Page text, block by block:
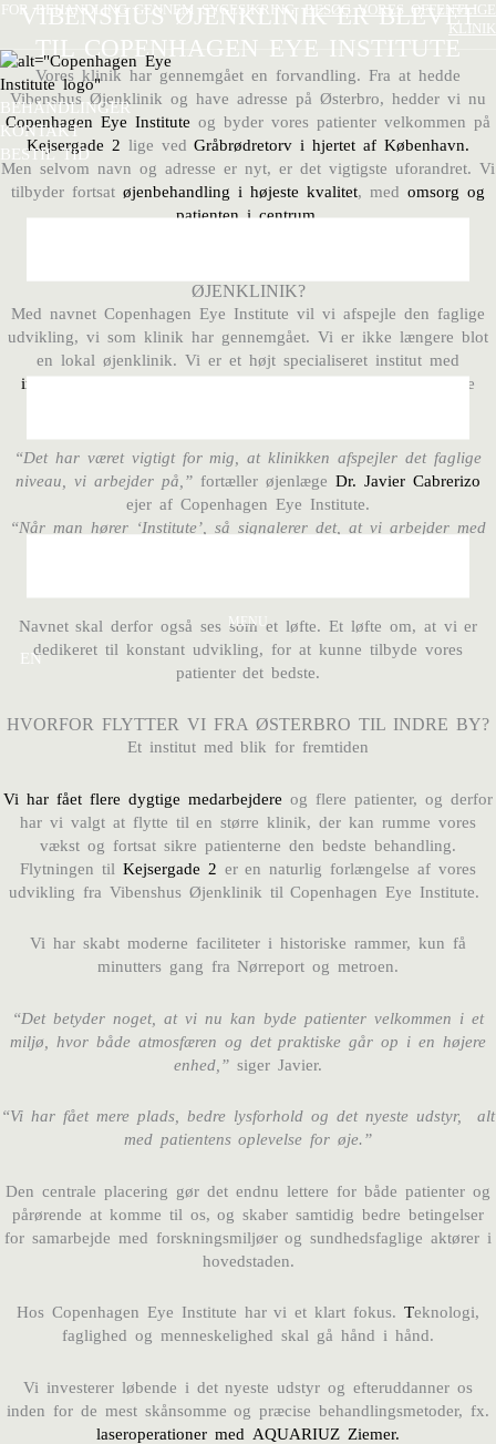
Gå
indholdet
FOR BEHANDLING GENNEM SYGESIKRING,BESØG VORES OFFENTLIGE
KLINIK
BEHANDLINGER
KONTAKT
BESTIL TID
MENU
EN
VIBENSHUS ØJENKLINIK ER BLEVET
TIL COPENHAGEN EYE INSTITUTE
Vores klinik har gennemgået en forvandling. Fra at hedde
Vibenshus Øjenklinik og have adresse på Østerbro, hedder vi nu
Copenhagen Eye Institute og byder vores patienter velkommen på
Kejsergade 2 lige vedGråbrødretorv i hjertet af København.
Men selvom navn og adresse er nyt, er det vigtigste uforandret. Vi
tilbyder fortsatøjenbehandling i højeste kvalitet, med omsorg og
patienten i centrum.
ØJENKLINIK?
Med navnetCopenhagen Eye Institute vil vi afspejle den faglige
udvikling, vi som klinik har gennemgået. Vi er ikke længere blot
en lokal øjenklinik. Vi er et højt specialiseret institut med
internationalt udsyn
. Med det nye navn sætter vi endnu større
“Det har været vigtigt for mig, at klinikken afspejler det faglige
niveau, vi arbejder på,” fortæller øjenlæge Dr. Javier Cabrerizo
ejer af Copenhagen Eye Institute.
“Når man hører ‘Institute’, så signalerer det, at vi arbejder med
Navnet skal derfor også ses som et løfte. Et løfte om, at vi er
dedikeret til konstant udvikling, for at kunne tilbyde vores
patienter det bedste.
HVORFOR FLYTTER VI FRA ØSTERBRO TIL INDRE BY?
Et institut med blik for fremtiden
Vi har fået flere dygtige medarbejdere og flere patienter, og derfor
har vi valgt at flytte til en større klinik, der kan rumme vores
vækst og fortsat sikre patienterne den bedste behandling.
Flytningen til Kejsergade 2 er en naturlig forlængelse af vores
udvikling fra Vibenshus Øjenklinik til Copenhagen Eye Institute.
Vi har skabt moderne faciliteter i historiske rammer, kun få
minutters gang fra Nørreport og metroen.
“Det betyder noget, at vi nu kan byde patienter velkommen i et
miljø, hvor både atmosfæren og det praktiske går op i en højere
enhed,” siger Javier.
“Vi har fået mere plads, bedre lysforhold og det nyeste udstyr, alt
med patientens oplevelse for øje.”
Den centrale placering gør det endnu lettere for både patienter og
pårørende at komme til os, og skaber samtidig bedre betingelser
for samarbejde med forskningsmiljøer og sundhedsfaglige aktører i
hovedstaden.
Hos Copenhagen Eye Institute har vi et klart fokus.Teknologi,
faglighed og menneskelighed skal gå hånd i hånd.
Vi investerer løbende i det nyeste udstyr og efteruddanner os
inden for de mest skånsomme og præcise behandlingsmetoder, fx.
laseroperationer med AQUARIUZ Ziemer.